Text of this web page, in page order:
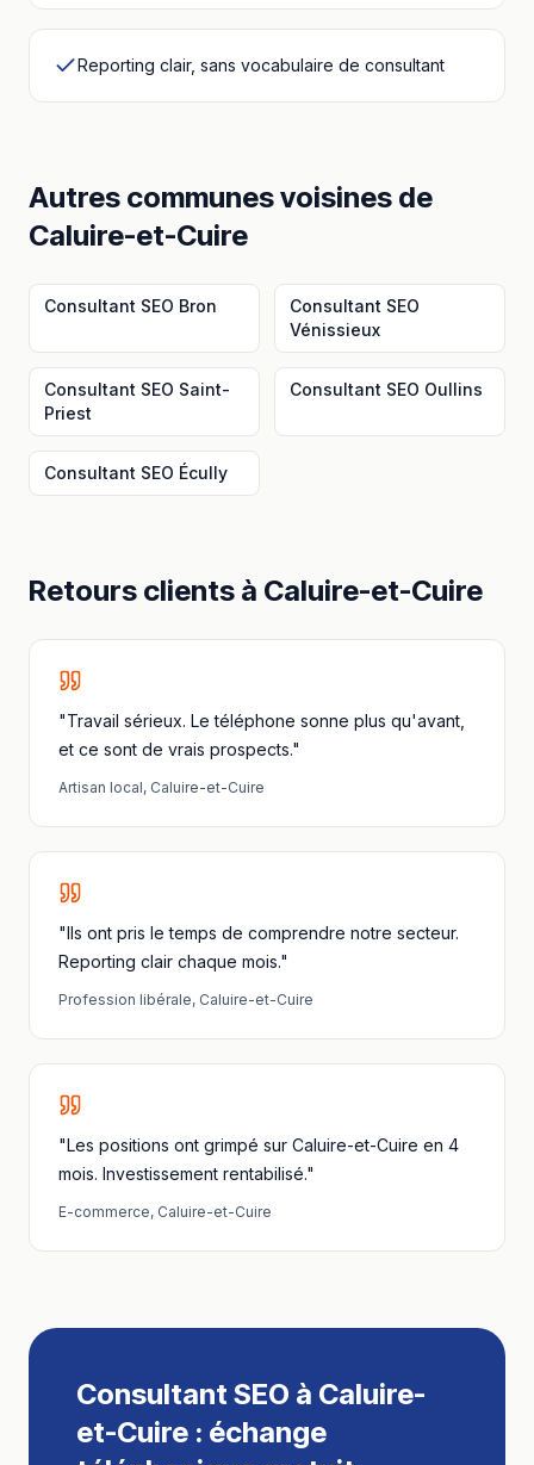
Reporting clair, sans vocabulaire de consultant
Autres communes voisines de
Caluire-et-Cuire
Consultant SEO Bron
Consultant SEO
Vénissieux
Consultant SEO Saint-
Priest
Consultant SEO Oullins
Consultant SEO Écully
Retours clients à Caluire-et-Cuire
"Travail sérieux. Le téléphone sonne plus qu'avant,
et ce sont de vrais prospects."
Artisan local, Caluire-et-Cuire
"Ils ont pris le temps de comprendre notre secteur.
Reporting clair chaque mois."
Profession libérale, Caluire-et-Cuire
"Les positions ont grimpé sur Caluire-et-Cuire en 4
mois. Investissement rentabilisé."
E-commerce, Caluire-et-Cuire
Consultant SEO à Caluire-
et-Cuire : échange